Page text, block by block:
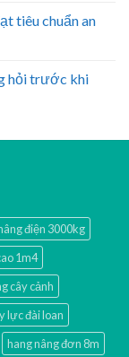
tiêu chuẩn an
hỏi trước khi
điện 3000kg
1m4
cây cảnh
lực đài loan
hang nâng đơn 8m